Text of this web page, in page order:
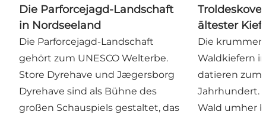
Die Parforcejagd-Landschaft
in Nordseeland
Die Parforcejagd-Landschaft
gehört zum UNESCO Welterbe.
Store Dyrehave und Jægersborg
Dyrehave sind als Bühne des
großen Schauspiels gestaltet, das
ältester
Die
Waldkiefern
datieren zum
Jahrhundert.
Wald umher